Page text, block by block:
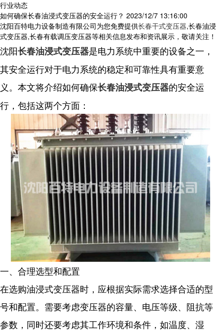
行业动态
如何确保长春油浸式变压器的安全运行？ 2023/12/7 13:16:00
沈阳百特电力设备制造有限公司为您免费提供长春干式变压器,长春油浸
式变压器,长春有载调压变压器等相关信息发布和资讯展示，敬请关注！
沈阳长春油浸式变压器是电力系统中重要的设备之一，
其安全运行对于电力系统的稳定和可靠性具有重要意
义。本文将介绍如何确保长春油浸式变压器的安全运
行，包括这两个方面：
一、合理选型和配置
在选购油浸式变压器时，应根据实际需求选择合适的型
号和配置。需要考虑变压器的容量、电压等级、阻抗等
参数，同时还要考虑其工作环境和条件，如温度、湿